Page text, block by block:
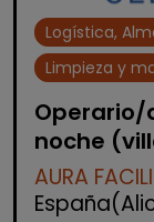
Logística,
Limpieza y
Operario/
noche
AURA